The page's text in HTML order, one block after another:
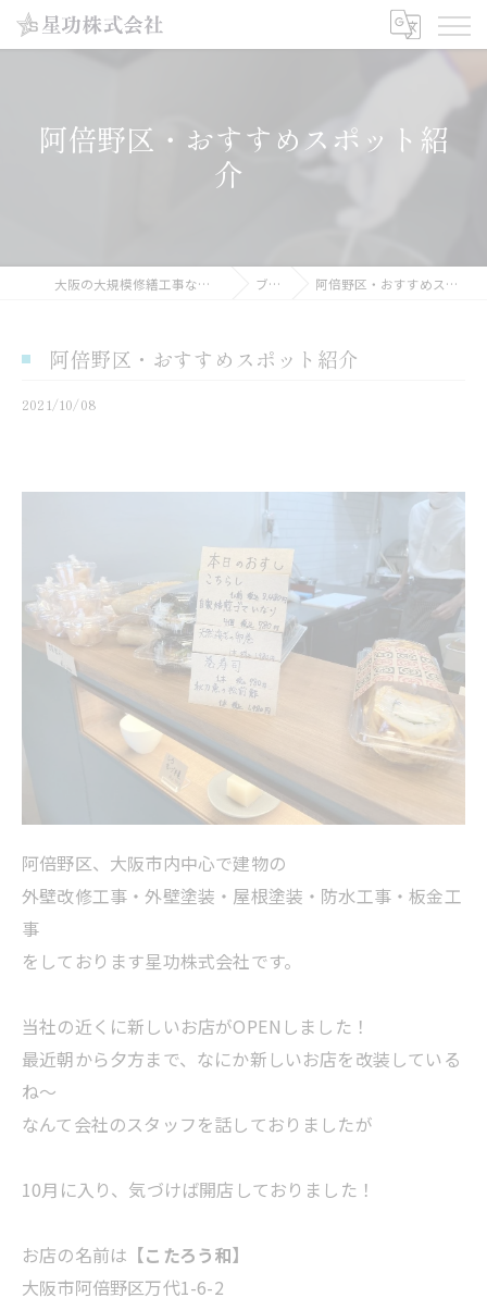
阿倍野区・おすすめスポット紹
介
大阪の大規模修繕工事なら星功株式会社 ブログ 阿倍野区・おすすめスポット紹介
阿倍野区・おすすめスポット紹介
2021/10/08
阿倍野区、大阪市内中心で建物の
外壁改修工事・外壁塗装・屋根塗装・防水工事・板金工
事
をしております星功株式会社です。
当社の近くに新しいお店がOPENしました！
最近朝から夕方まで、なにか新しいお店を改装している
ね～
なんて会社のスタッフを話しておりましたが
10月に入り、気づけば開店しておりました！
お店の名前は 【こたろう和】
大阪市阿倍野区万代1-6-2